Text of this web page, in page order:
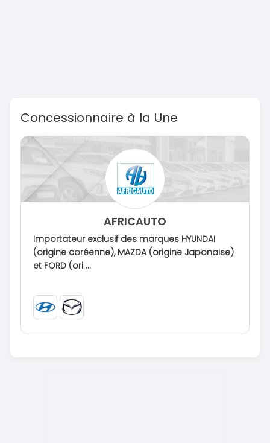
Concessionnaire à la Une
AFRICAUTO
Importateur exclusif des marques HYUNDAI
(origine coréenne), MAZDA (origine Japonaise)
et FORD (ori ...